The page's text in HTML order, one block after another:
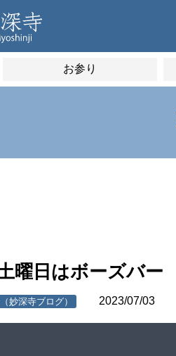
お参り
曜日はボーズバー
妙深寺ブログ） 2023/07/03